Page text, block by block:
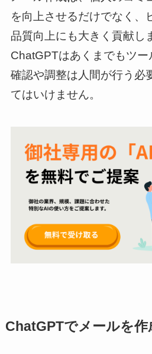
を向上させるだけでなく、
品質向上にも大きく貢献し
ChatGPTはあくまでもツ
確認や調整は人間が行う必
てはいけません。
ChatGPTでメールを作